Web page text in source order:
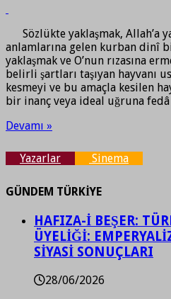
Sözlükte yaklaşmak, Allah’a
anlamlarına gelen kurban dinî
yaklaşmak ve O’nun rızasına
belirli şartları taşıyan hayvanı
kesmeyi ve bu amaçla kesilen
bir inanç veya ideal uğruna
Devamı »
Yazarlar Sinema
GÜNDEM TÜRKİYE
HAFIZA-İ BEŞER:
ÜYELİĞİ:
SİYASİ SONUÇLARI
28/06/2026